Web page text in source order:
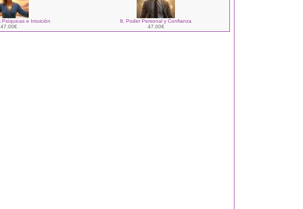
Psíquicas e Intuición
47.00€
8. Poder Personal y Confianza
47.00€